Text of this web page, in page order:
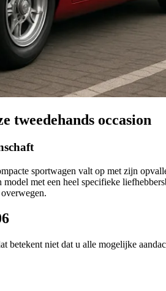
tweedehands occasion
sportwagen valt op met zijn
met een heel specifieke
betekent niet dat u alle mogelijke